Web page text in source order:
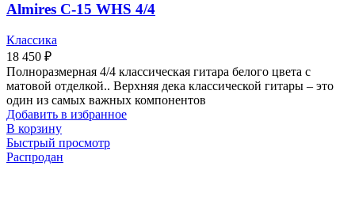
Almires C-15 WHS 4/4
Классика
18 450 ₽
Полноразмерная 4/4 классическая гитара белого цвета с
матовой отделкой.. Верхняя дека классической гитары – это
один из самых важных компонентов
Добавить в избранное
В корзину
Быстрый просмотр
Распродан